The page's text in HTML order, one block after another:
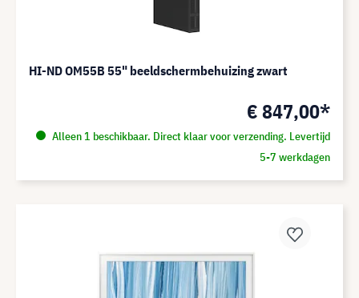
HI-ND OM55B 55" beeldschermbehuizing zwart
€ 847,00*
Alleen 1 beschikbaar. Direct klaar voor verzending. Levertijd
5-7 werkdagen